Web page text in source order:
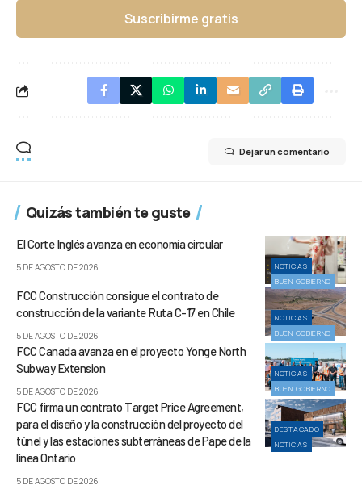
Suscribirme gratis
Dejar un comentario
Quizás también te guste
NOTICIAS
BUEN GOBIERNO
El Corte Inglés avanza en economía circular
5 DE AGOSTO DE 2026
NOTICIAS
BUEN GOBIERNO
FCC Construcción consigue el contrato de
construcción de la variante Ruta C-17 en Chile
5 DE AGOSTO DE 2026
NOTICIAS
BUEN GOBIERNO
FCC Canada avanza en el proyecto Yonge North
Subway Extension
5 DE AGOSTO DE 2026
DESTACADO
NOTICIAS
FCC firma un contrato Target Price Agreement,
para el diseño y la construcción del proyecto del
túnel y las estaciones subterráneas de Pape de la
línea Ontario
5 DE AGOSTO DE 2026